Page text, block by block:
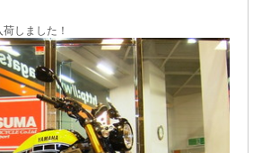
しました！